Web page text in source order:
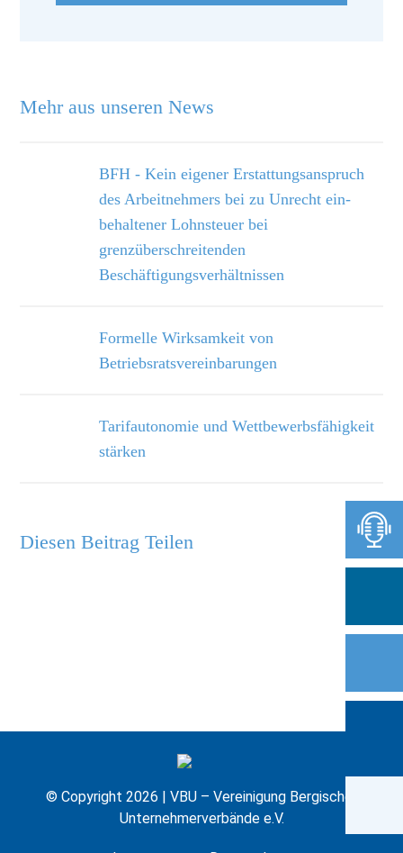
Mehr aus unseren News
BFH - Kein eigener Erstattungsanspruch
des Arbeitnehmers bei zu Unrecht ein­
behaltener Lohnsteuer bei
grenzüberschreitenden
Beschäftigungsverhältnissen
Formelle Wirksamkeit von
Betriebsratsvereinbarungen
Tarifautonomie und Wettbewerbsfähigkeit
stärken
Diesen Beitrag Teilen
© Copyright 2026 | VBU – Vereinigung Bergischer
Unternehmerverbände e.V.